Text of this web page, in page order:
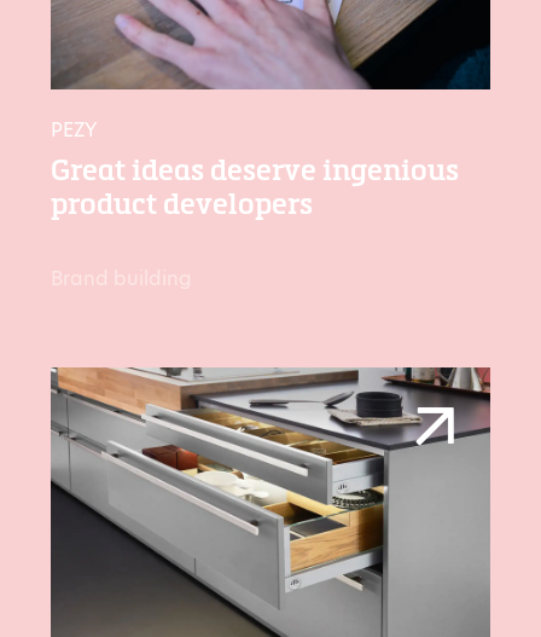
PEZY
Great ideas deserve ingenious
product developers